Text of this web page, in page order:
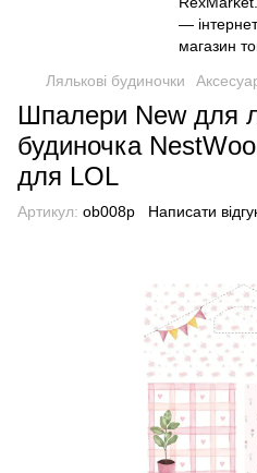
Лялькові будиночки
Шпалери New для
будиночка
для LOL
Артикул: ob008p Написати